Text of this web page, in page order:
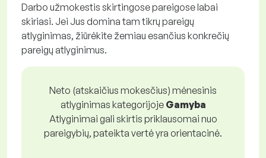
Darbo užmokestis skirtingose pareigose labai
skiriasi. Jei Jus domina tam tikrų pareigų
atlyginimas, žiūrėkite žemiau esančius konkrečių
pareigų atlyginimus.
Neto (atskaičius mokesčius) mėnesinis
atlyginimas kategorijoje Gamyba
Atlyginimai gali skirtis priklausomai nuo
pareigybių, pateikta vertė yra orientacinė.